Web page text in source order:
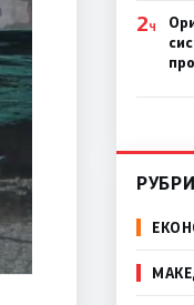
2Ч